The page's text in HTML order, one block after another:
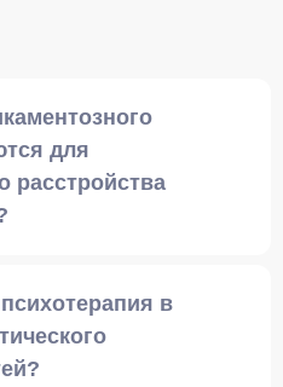
для
расстройства
в